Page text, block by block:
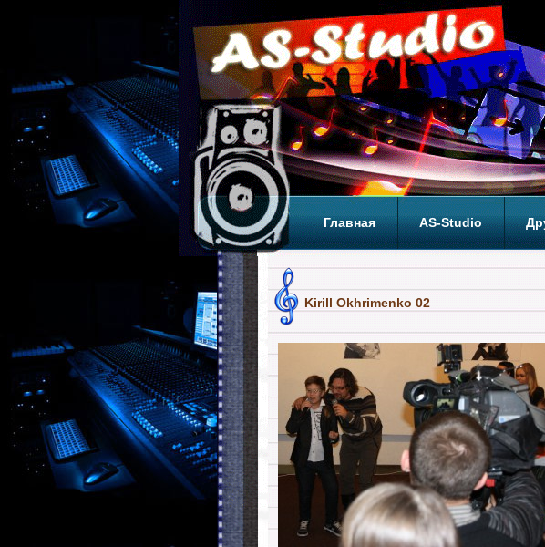
Главная AS-Studio
Kirill Okhrimenko 02